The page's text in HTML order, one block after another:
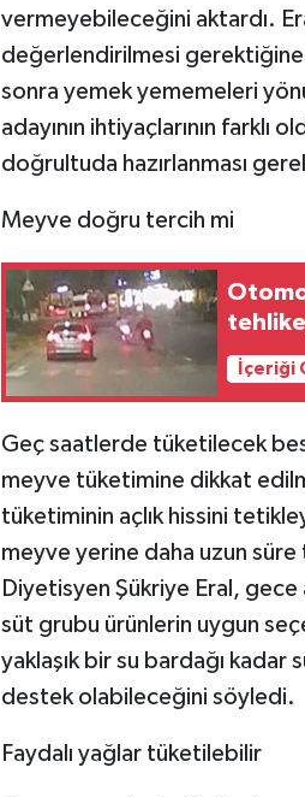
vermeyebileceğini aktardı.
değerlendirilmesi gerektiğine
sonra yemek yememeleri
adayının ihtiyaçlarının farklı
doğrultuda hazırlanması
Meyve doğru tercih mi
İçeriği
Geç saatlerde tüketilecek
meyve tüketimine dikkat
tüketiminin açlık hissini
meyve yerine daha uzun
Diyetisyen Şükriye Eral,
süt grubu ürünlerin uygun
yaklaşık bir su bardağı
destek olabileceğini söyledi.
Faydalı yağlar tüketilebilir